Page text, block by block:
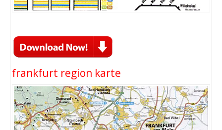
frankfurt region karte